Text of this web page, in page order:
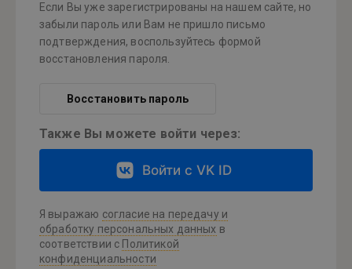
Если Вы уже зарегистрированы на нашем сайте, но
забыли пароль или Вам не пришло письмо
подтверждения, воспользуйтесь формой
восстановления пароля.
Восстановить пароль
Также Вы можете войти через:
Войти с VK ID
Я выражаю согласие на передачу и
обработку персональных данных в
соответствии с Политикой
конфиденциальности